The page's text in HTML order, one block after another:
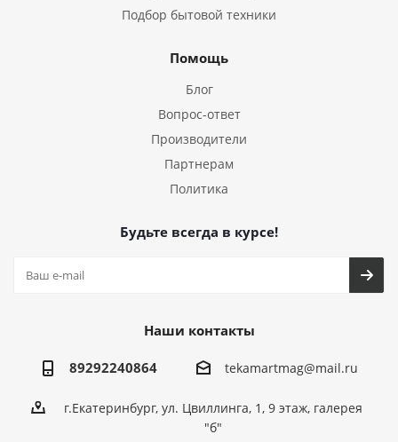
Подбор бытовой техники
Помощь
Блог
Вопрос-ответ
Производители
Партнерам
Политика
Будьте всегда в курсе!
Наши контакты
89292240864 tekamartmag@mail.ru
г.Екатеринбург, ул. Цвиллинга, 1, 9 этаж, галерея
"б"